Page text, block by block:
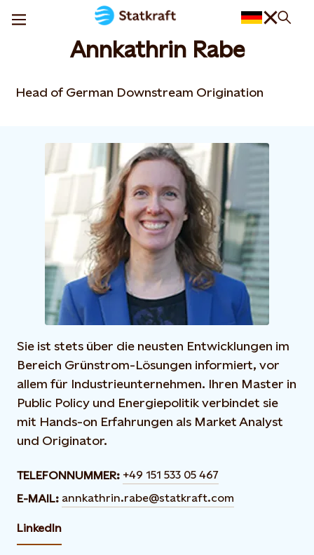
Annkathrin Rabe
Head of German Downstream Origination
Sie ist stets über die neusten Entwicklungen im
Bereich Grünstrom-Lösungen informiert, vor
allem für Industrieunternehmen. Ihren Master in
Public Policy und Energiepolitik verbindet sie
mit Hands-on Erfahrungen als Market Analyst
und Originator.
TELEFONNUMMER: +49 151 533 05 467
E-MAIL: annkathrin.rabe@statkraft.com
LinkedIn